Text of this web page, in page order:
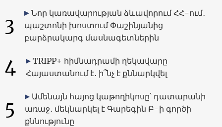
3
Նոր կառավարության ձևավորում ՀՀ-ում․
պաշտոնի խոստում Փաշինյանից
բարձրակարգ մասնագետներին
4
TRIPP+ հիմնադրամի ղեկավարը
Հայաստանում է․ ի՞նչ է քննարկվել
5
Ամենայն հայոց կաթողիկոսը՝ դատարանի
առաջ․ մեկնարկել է Գարեգին Բ-ի գործի
քննությունը